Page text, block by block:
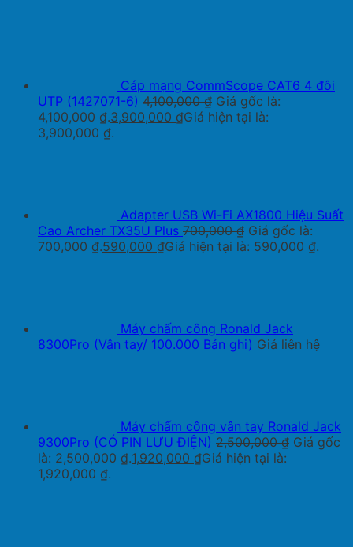
Cáp mạng CommScope CAT6 4 đôi
UTP (1427071-6) 4,100,000₫ Giá gốc là:
4,100,000 ₫.3,900,000 ₫Giá hiện tại là:
3,900,000 ₫.
Adapter USB Wi-Fi AX1800 Hiệu Suất
Cao Archer TX35U Plus 700,000₫ Giá gốc là:
700,000 ₫.590,000 ₫Giá hiện tại là: 590,000 ₫.
Máy chấm công Ronald Jack
8300Pro (Vân tay/ 100.000 Bản ghi) Giá liên hệ
Máy chấm công vân tay Ronald Jack
9300Pro (CÓ PIN LƯU ĐIỆN) 2,500,000₫ Giá gốc
là: 2,500,000 ₫.1,920,000 ₫Giá hiện tại là:
1,920,000 ₫.